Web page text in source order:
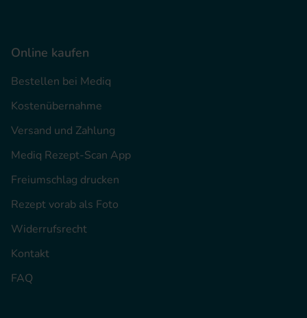
Online kaufen
Bestellen bei Mediq
Kostenübernahme
Versand und Zahlung
Mediq Rezept-Scan App
Freiumschlag drucken
Rezept vorab als Foto
Widerrufsrecht
Kontakt
FAQ